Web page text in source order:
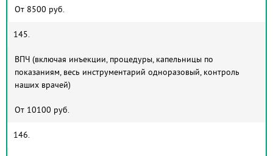
От 8500 руб.
145.
ВПЧ (включая инъекции, процедуры, капельницы по
показаниям, весь инструментарий одноразовый, контроль
наших врачей)
От 10100 руб.
146.